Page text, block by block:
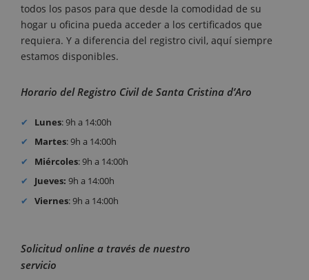
todos los pasos para que desde la comodidad de su
hogar u oficina pueda acceder a los certificados que
requiera. Y a diferencia del registro civil, aquí siempre
estamos disponibles.
Horario del Registro Civil de Santa Cristina d’Aro
Lunes: 9h a 14:00h
Martes: 9h a 14:00h
Miércoles: 9h a 14:00h
Jueves: 9h a 14:00h
Viernes: 9h a 14:00h
Solicitud online a través de nuestro
servicio